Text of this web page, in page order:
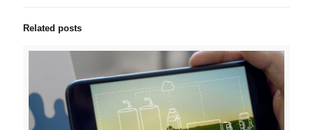
Related posts